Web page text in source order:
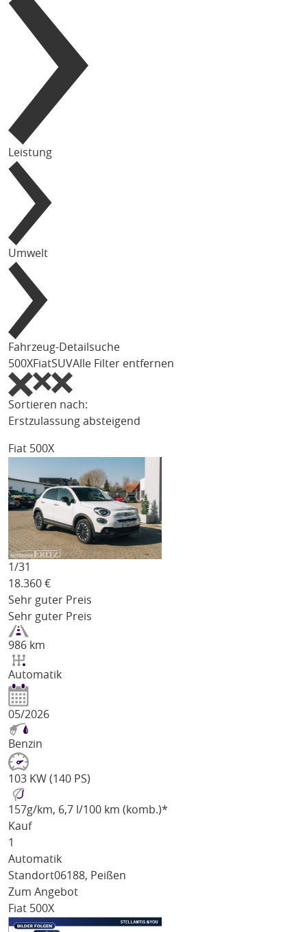
Leistung
Umwelt
Fahrzeug-Detailsuche
500XFiatSUVAlle Filter entfernen
Sortieren nach:
Erstzulassung absteigend
Fiat 500X
1/31
18.360 €
Sehr guter Preis
Sehr guter Preis
986 km
Automatik
05/2026
Benzin
103 KW (140 PS)
157g/km, 6,7 l/100 km (komb.)*
Kauf
1
Automatik
Standort06188, Peißen
Zum Angebot
Fiat 500X